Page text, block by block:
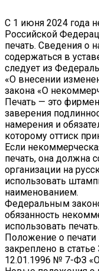
С 1 июня 2024 года
Российской
печать. Сведения о
содержаться в
следует из
«О внесении
закона «О
Печать — это
заверения
намерения и
которому оттиск
Если
печать, она должна
организации на
использовать
наименованием.
Федеральным
обязанность
использовать печать.
Положение о
закреплено в
12.01.1996 № 7-ФЗ